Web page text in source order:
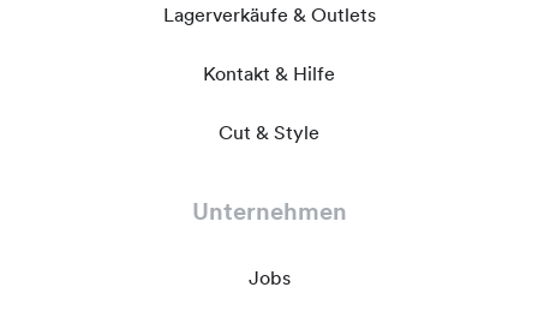
Lagerverkäufe & Outlets
Kontakt & Hilfe
Cut & Style
Unternehmen
Jobs